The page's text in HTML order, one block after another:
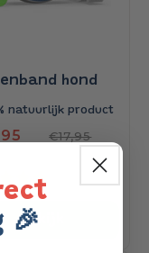
hond
natuurlijk product
Normale
€17,95
Bekijk
🎉